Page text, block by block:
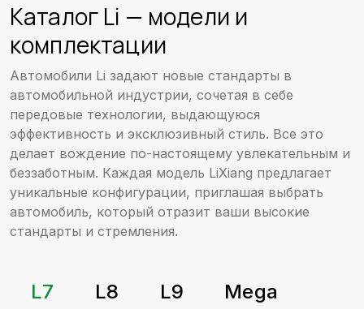
Каталог Li — модели и
комплектации
Автомобили Li задают новые стандарты в
автомобильной индустрии, сочетая в себе
передовые технологии, выдающуюся
эффективность и эксклюзивный стиль. Все это
делает вождение по-настоящему увлекательным и
беззаботным. Каждая модель LiXiang предлагает
уникальные конфигурации, приглашая выбрать
автомобиль, который отразит ваши высокие
стандарты и стремления.
L7 L8 L9 Mega